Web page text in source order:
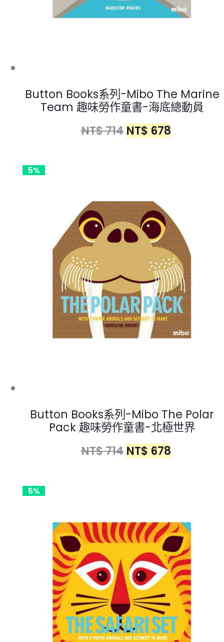
Button Books系列-Mibo The Marine
Team 趣味勞作童書-海底總動員
NT$714 NT$ 678
5%
Button Books系列-Mibo The Polar
Pack 趣味勞作童書-北極世界
NT$714 NT$ 678
5%